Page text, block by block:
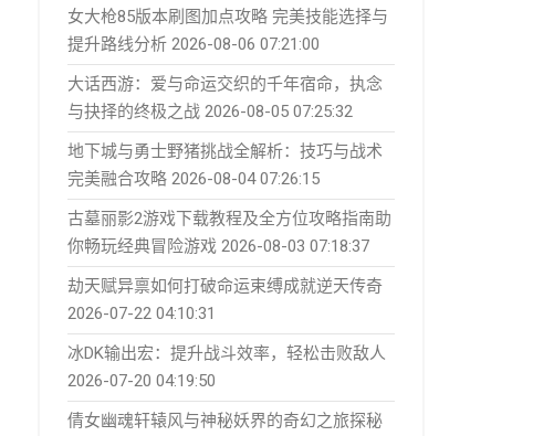
女大枪85版本刷图加点攻略 完美技能选择与
提升路线分析 2026-08-06 07:21:00
大话西游：爱与命运交织的千年宿命，执念
与抉择的终极之战 2026-08-05 07:25:32
地下城与勇士野猪挑战全解析：技巧与战术
完美融合攻略 2026-08-04 07:26:15
古墓丽影2游戏下载教程及全方位攻略指南助
你畅玩经典冒险游戏 2026-08-03 07:18:37
劫天赋异禀如何打破命运束缚成就逆天传奇
2026-07-22 04:10:31
冰DK输出宏：提升战斗效率，轻松击败敌人
2026-07-20 04:19:50
倩女幽魂轩辕风与神秘妖界的奇幻之旅探秘